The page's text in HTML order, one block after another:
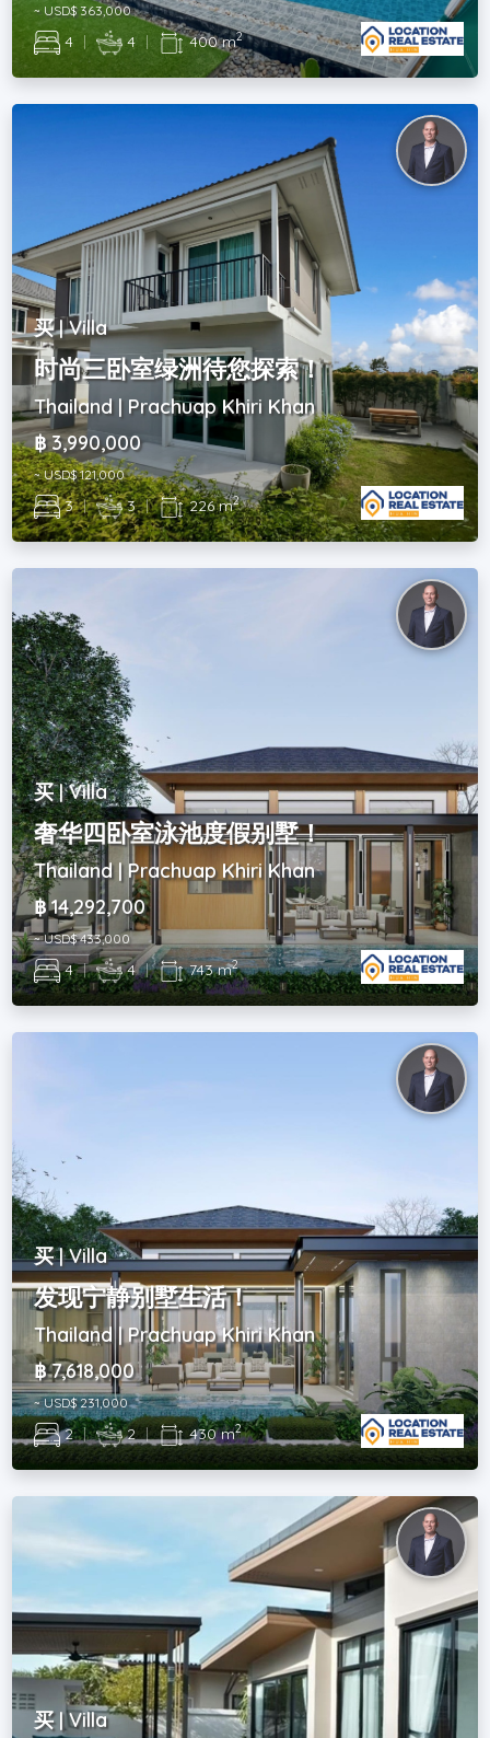
~ USD$ 363,000
4 | 4 | 400 m2
买 | Villa
时尚三卧室绿洲待您探索！
Thailand | Prachuap Khiri Khan
฿ 3,990,000
~ USD$ 121,000
3 | 3 | 226 m2
买 | Villa
奢华四卧室泳池度假别墅！
Thailand | Prachuap Khiri Khan
฿ 14,292,700
~ USD$ 433,000
4 | 4 | 743 m2
买 | Villa
发现宁静别墅生活！
Thailand | Prachuap Khiri Khan
฿ 7,618,000
~ USD$ 231,000
2 | 2 | 430 m2
买 | Villa